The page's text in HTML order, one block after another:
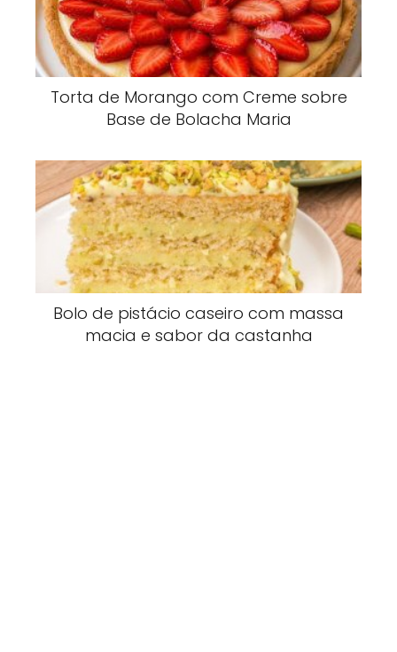
Torta de Morango com Creme sobre
Base de Bolacha Maria
Bolo de pistácio caseiro com massa
macia e sabor da castanha